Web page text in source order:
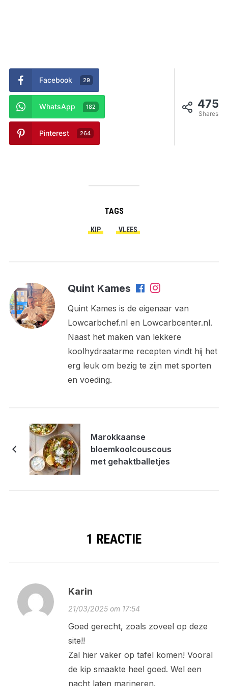
475
Shares
Facebook 29
WhatsApp 182
Pinterest 264
TAGS
KIP VLEES
Quint Kames
Quint Kames is de eigenaar van
Lowcarbchef.nl en Lowcarbcenter.nl.
Naast het maken van lekkere
koolhydraatarme recepten vindt hij het
erg leuk om bezig te zijn met sporten
en voeding.
Marokkaanse
bloemkoolcouscous
met gehaktballetjes
1 REACTIE
Karin
21/03/2025 om 17:54
Goed gerecht, zoals zoveel op deze
site!!
Zal hier vaker op tafel komen! Vooral
de kip smaakte heel goed. Wel een
nacht laten marineren.